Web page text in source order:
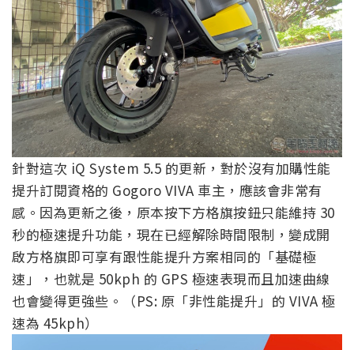
針對這次 iQ System 5.5 的更新，對於沒有加購性能
提升訂閱資格的 Gogoro VIVA 車主，應該會非常有
感。因為更新之後，原本按下方格旗按鈕只能維持 30
秒的極速提升功能，現在已經解除時間限制，變成開
啟方格旗即可享有跟性能提升方案相同的「基礎極
速」，也就是 50kph 的 GPS 極速表現而且加速曲線
也會變得更強些。（PS: 原「非性能提升」的 VIVA 極
速為 45kph）